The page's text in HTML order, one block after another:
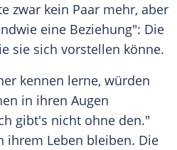
zwar kein Paar mehr, aber
eine Beziehung": Die
sie sich vorstellen könne.
kennen lerne, würden
in ihren Augen
gibt's nicht ohne den."
ihrem Leben bleiben. Die